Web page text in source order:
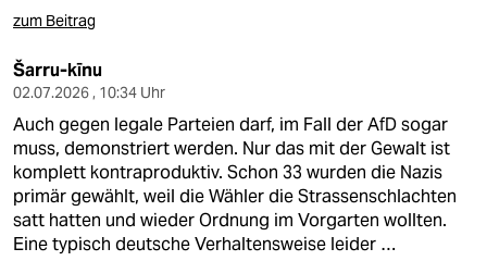
zum Beitrag
Šarru-kīnu
02.07.2026 , 10:34 Uhr
Auch gegen legale Parteien darf, im Fall der AfD sogar
muss, demonstriert werden. Nur das mit der Gewalt ist
komplett kontraproduktiv. Schon 33 wurden die Nazis
primär gewählt, weil die Wähler die Strassenschlachten
satt hatten und wieder Ordnung im Vorgarten wollten.
Eine typisch deutsche Verhaltensweise leider …